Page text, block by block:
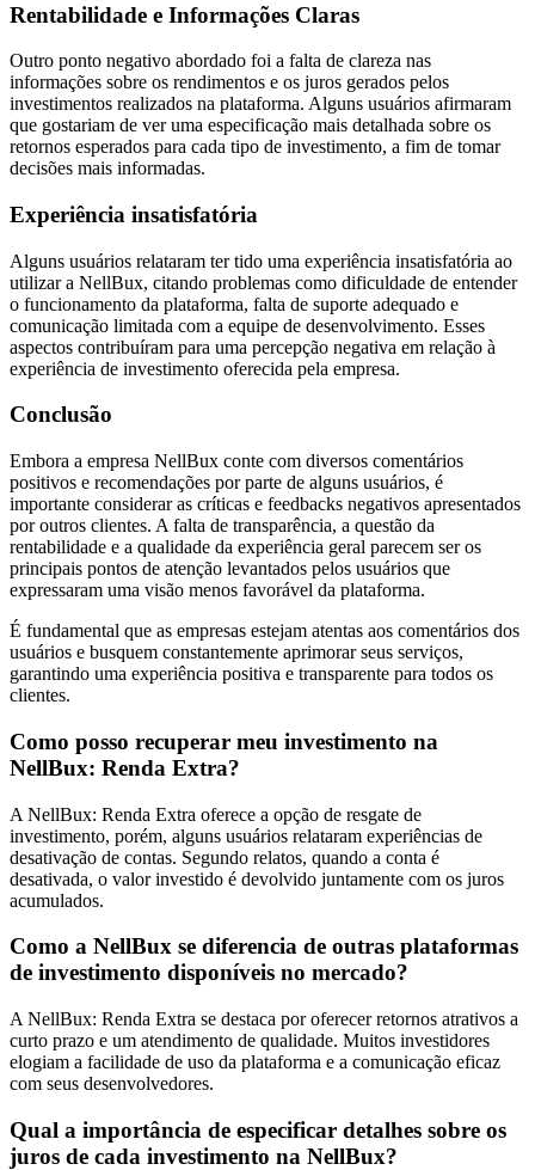
Rentabilidade e Informações Claras
Outro ponto negativo abordado foi a falta de clareza nas
informações sobre os rendimentos e os juros gerados pelos
investimentos realizados na plataforma. Alguns usuários afirmaram
que gostariam de ver uma especificação mais detalhada sobre os
retornos esperados para cada tipo de investimento, a fim de tomar
decisões mais informadas.
Experiência insatisfatória
Alguns usuários relataram ter tido uma experiência insatisfatória ao
utilizar a NellBux, citando problemas como dificuldade de entender
o funcionamento da plataforma, falta de suporte adequado e
comunicação limitada com a equipe de desenvolvimento. Esses
aspectos contribuíram para uma percepção negativa em relação à
experiência de investimento oferecida pela empresa.
Conclusão
Embora a empresa NellBux conte com diversos comentários
positivos e recomendações por parte de alguns usuários, é
importante considerar as críticas e feedbacks negativos apresentados
por outros clientes. A falta de transparência, a questão da
rentabilidade e a qualidade da experiência geral parecem ser os
principais pontos de atenção levantados pelos usuários que
expressaram uma visão menos favorável da plataforma.
É fundamental que as empresas estejam atentas aos comentários dos
usuários e busquem constantemente aprimorar seus serviços,
garantindo uma experiência positiva e transparente para todos os
clientes.
Como posso recuperar meu investimento na
NellBux: Renda Extra?
A NellBux: Renda Extra oferece a opção de resgate de
investimento, porém, alguns usuários relataram experiências de
desativação de contas. Segundo relatos, quando a conta é
desativada, o valor investido é devolvido juntamente com os juros
acumulados.
Como a NellBux se diferencia de outras plataformas
de investimento disponíveis no mercado?
A NellBux: Renda Extra se destaca por oferecer retornos atrativos a
curto prazo e um atendimento de qualidade. Muitos investidores
elogiam a facilidade de uso da plataforma e a comunicação eficaz
com seus desenvolvedores.
Qual a importância de especificar detalhes sobre os
juros de cada investimento na NellBux?